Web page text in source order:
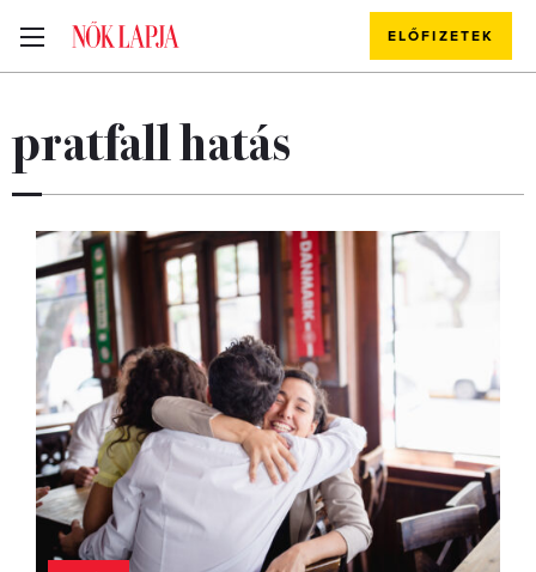
ELŐFIZETEK
pratfall hatás